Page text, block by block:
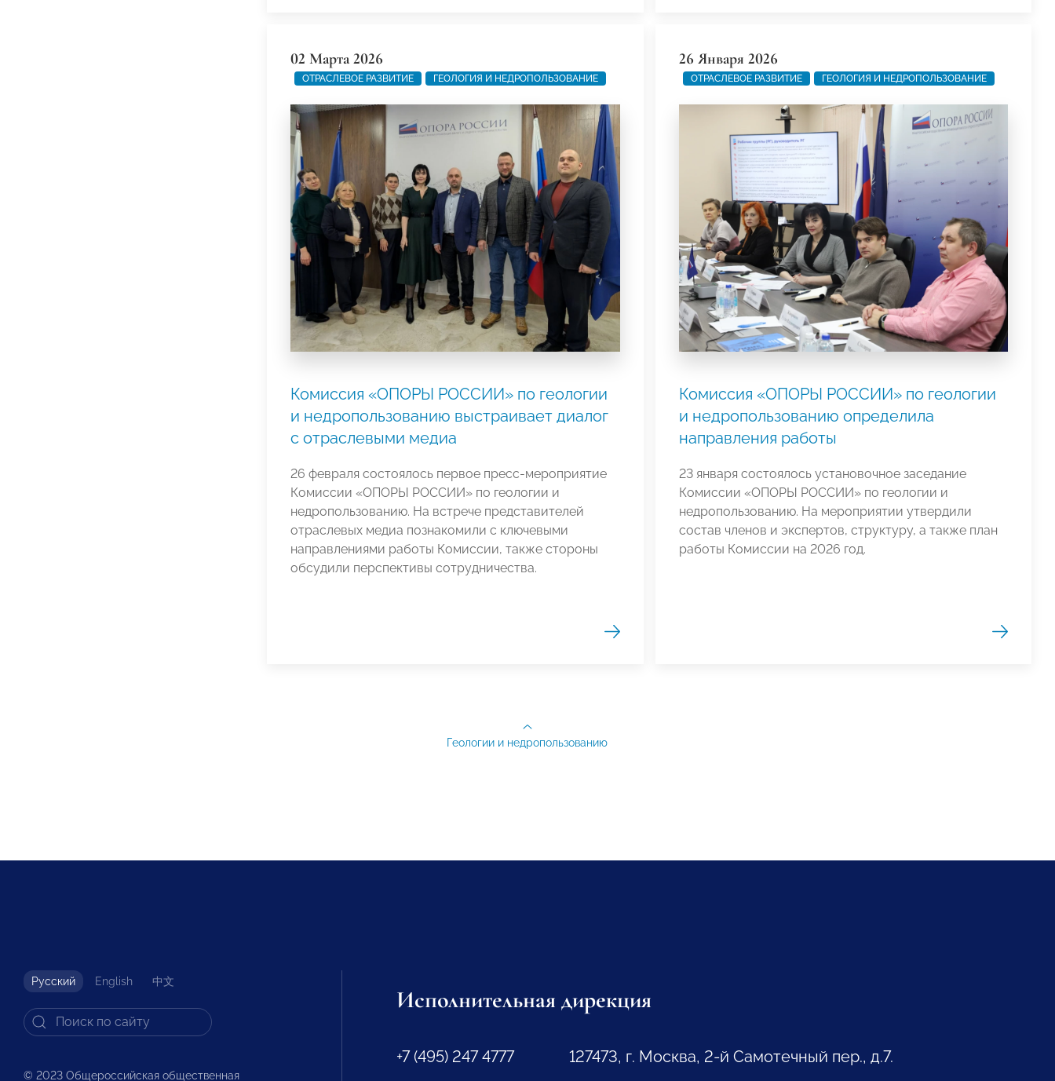
02 Марта 2026
ОТРАСЛЕВОЕ РАЗВИТИЕ ГЕОЛОГИЯ И НЕДРОПОЛЬЗОВАНИЕ
Комиссия «ОПОРЫ РОССИИ» по геологии
и недропользованию выстраивает диалог
с отраслевыми медиа
26 февраля состоялось первое пресс-мероприятие
Комиссии «ОПОРЫ РОССИИ» по геологии и
недропользованию. На встрече представителей
отраслевых медиа познакомили с ключевыми
направлениями работы Комиссии, также стороны
обсудили перспективы сотрудничества.
26 Января 2026
ОТРАСЛЕВОЕ РАЗВИТИЕ ГЕОЛОГИЯ И НЕДРОПОЛЬЗОВАНИЕ
Комиссия «ОПОРЫ РОССИИ» по геологии
и недропользованию определила
направления работы
23 января состоялось установочное заседание
Комиссии «ОПОРЫ РОССИИ» по геологии и
недропользованию. На мероприятии утвердили
состав членов и экспертов, структуру, а также план
работы Комиссии на 2026 год.
Геологии и недропользованию
Русский English 中文
© 2023 Общероссийская общественная
Исполнительная дирекция
+7 (495) 247 4777 127473, г. Москва, 2-й Самотечный пер., д.7.